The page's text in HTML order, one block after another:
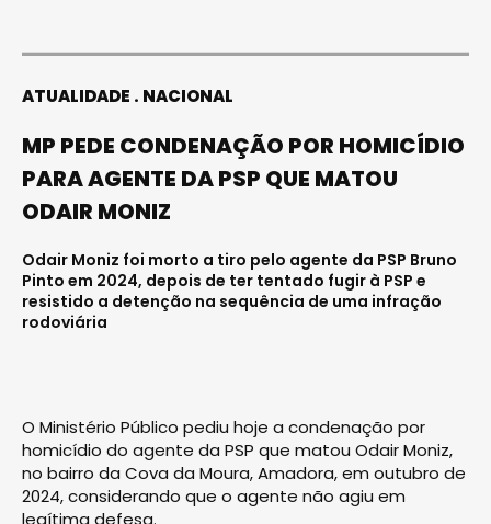
ATUALIDADE NACIONAL
MP PEDE CONDENAÇÃO POR HOMICÍDIO
PARA AGENTE DA PSP QUE MATOU
ODAIR MONIZ
Odair Moniz foi morto a tiro pelo agente da PSP Bruno
Pinto em 2024, depois de ter tentado fugir à PSP e
resistido a detenção na sequência de uma infração
rodoviária
O Ministério Público pediu hoje a condenação por
homicídio do agente da PSP que matou Odair Moniz,
no bairro da Cova da Moura, Amadora, em outubro de
2024, considerando que o agente não agiu em
legítima defesa.